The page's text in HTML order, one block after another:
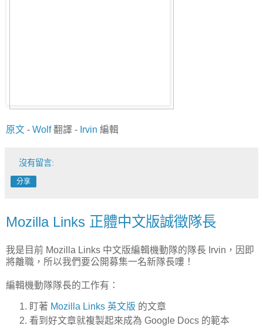
原文 - Wolf翻譯 - Irvin 編輯
沒有留言:
分享
Mozilla Links 正體中文版誠徵隊長
我是目前 Mozilla Links 中文版編輯機動隊的隊長 Irvin，因即
將離職，所以我們要公開募集一名新隊長嘍！
編輯機動隊隊長的工作有：
盯著 Mozilla Links 英文版 的文章
看到好文章就複製起來成為 Google Docs 的範本